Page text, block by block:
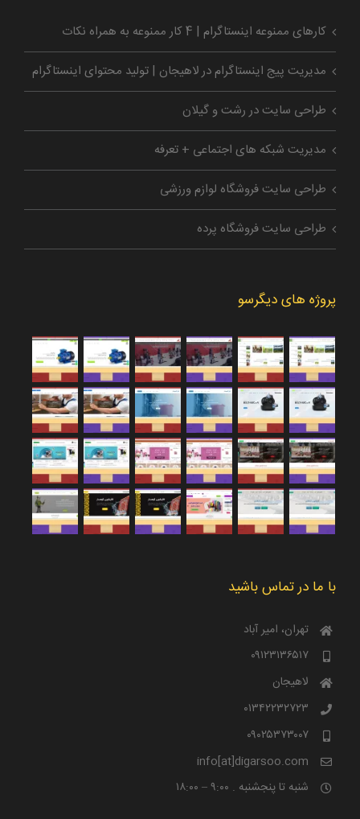
کارهای ممنوعه اینستاگرام | 4 کار ممنوعه به همراه نکات
مدیریت پیج اینستاگرام در لاهیجان | تولید محتوای اینستاگرام
طراحی سایت در رشت و گیلان
مدیریت شبکه های اجتماعی + تعرفه
طراحی سایت فروشگاه لوازم ورزشی
طراحی سایت فروشگاه پرده
پروژه های دیگرسو
با ما در تماس باشید
تهران، امیر آباد
۰۹۱۲۳۱۳۶۵۱۷
لاهیجان
۰۱۳۴۲۲۳۲۷۲۳
۰۹۰۲۵۳۷۳۰۰۷
info[at]digarsoo.com
شنبه تا پنجشنبه . ۹:۰۰ – ۱۸:۰۰